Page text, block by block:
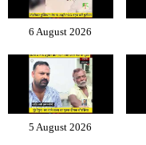
6 August 2026
5 August 2026